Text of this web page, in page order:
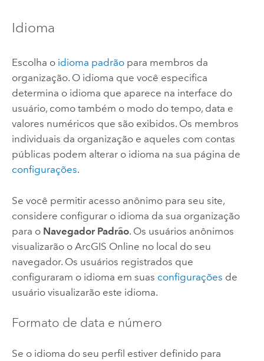
Idioma
Escolha o idioma padrãopara membros da
organização. O idioma que você especifica
determina o idioma que aparece na interface do
usuário, como também o modo do tempo, data e
valores numéricos que são exibidos. Os membros
individuais da organização e aqueles com contas
públicas podem alterar o idioma na sua página de
configurações.
Se você permitir acesso anônimo para seu site,
considere configurar o idioma da sua organização
para o Navegador Padrão. Os usuários anônimos
visualizarão o ArcGIS Online no local do seu
navegador. Os usuários registrados que
configuraram o idioma em suas configurações de
usuário visualizarão este idioma.
Formato de data e número
Se o idioma do seu perfil estiver definido para